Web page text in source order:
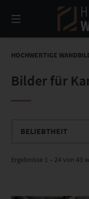
zum
Inhalt
HOCHWERTIGE
Bilder für
Ergebnisse 1 – 24 von 43